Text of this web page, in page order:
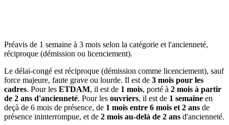
Préavis de 1 semaine à 3 mois selon la catégorie et l'ancienneté,
réciproque (démission ou licenciement).
Le délai-congé est réciproque (démission comme licenciement), sauf
force majeure, faute grave ou lourde. Il est de 3 mois pour les
cadres. Pour les ETDAM, il est de 1 mois, porté à 2 mois à partir
de 2 ans d'ancienneté. Pour les ouvriers, il est de 1 semaine en
deçà de 6 mois de présence, de 1 mois entre 6 mois et 2 ans de
présence ininterrompue, et de 2 mois au-delà de 2 ans d'ancienneté.